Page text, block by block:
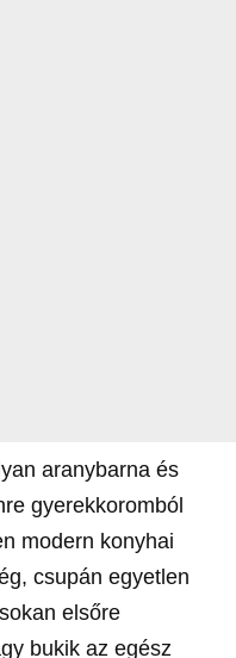
aranybarna és
gyerekkoromból
modern konyhai
csupán egyetlen
elsőre
bukik az egész